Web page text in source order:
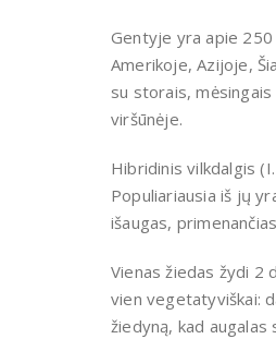
Gentyje yra apie 250
Amerikoje, Azijoje,
su storais,
viršūnėje.
Hibridinis vilkdalgis
Populiariausia iš jų
išaugas,
Vienas žiedas žydi 2
vien vegetatyviškai:
žiedyną, kad augalas